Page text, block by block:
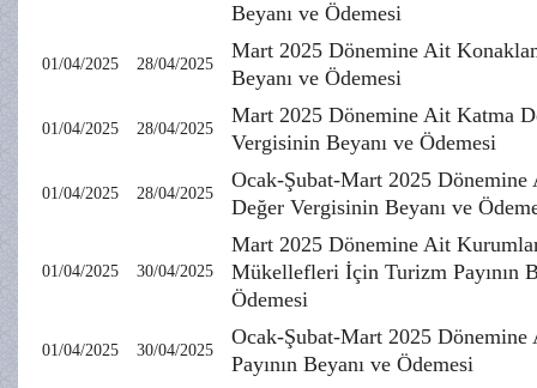
Beyanı ve Ödemesi
01/04/2025 28/04/2025
Mart 2025 Dönemine Ait
Beyanı ve Ödemesi
01/04/2025 28/04/2025
Mart 2025 Dönemine Ait Katma
Vergisinin Beyanı ve Ödemesi
01/04/2025 28/04/2025
Ocak-Şubat-Mart 2025 Dönemine
Değer Vergisinin Beyanı ve
01/04/2025 30/04/2025
Mart 2025 Dönemine Ait
Mükellefleri İçin Turizm Payının
Ödemesi
01/04/2025 30/04/2025
Ocak-Şubat-Mart 2025
Payının Beyanı ve Ödemesi